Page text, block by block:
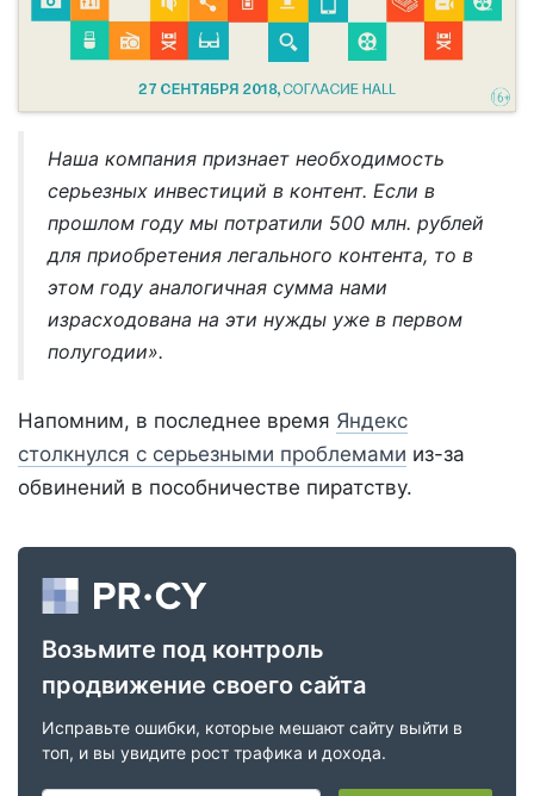
Наша компания признает необходимость
серьезных инвестиций в контент. Если в
прошлом году мы потратили 500 млн. рублей
для приобретения легального контента, то в
этом году аналогичная сумма нами
израсходована на эти нужды уже в первом
полугодии».
Напомним, в последнее время Яндекс
столкнулся с серьезными проблемами из-за
обвинений в пособничестве пиратству.
Возьмите под контроль
продвижение своего сайта
Исправьте ошибки, которые мешают сайту выйти в
топ, и вы увидите рост трафика и дохода.